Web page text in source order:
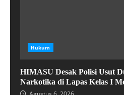
Hukum
HIMASU Desak Polisi Usut
Narkotika di Lapas Kelas I